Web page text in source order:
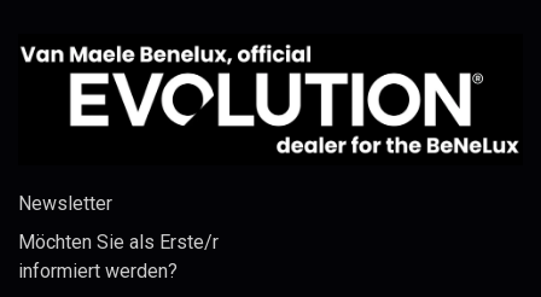
Newsletter
Möchten Sie als Erste/r
informiert werden?